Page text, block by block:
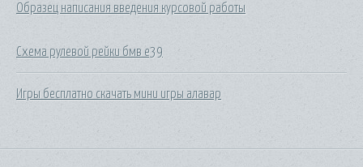
Образец написания введения курсовой работы
Схема рулевой рейки бмв е39
Игры бесплатно скачать мини игры алавар